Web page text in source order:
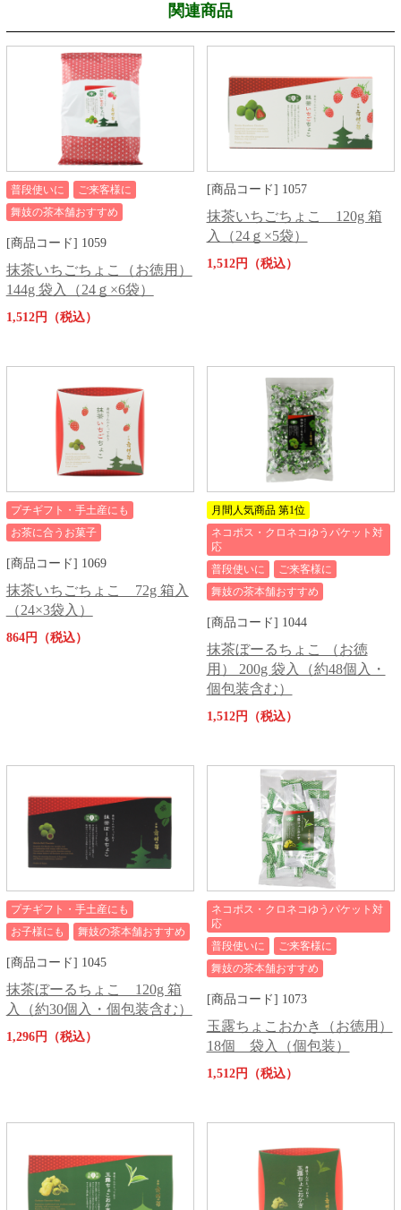
関連商品
普段使いに
ご来客様に
舞妓の茶本舗おすすめ
[商品コード] 1059
抹茶いちごちょこ（お徳用）
144g 袋入（24ｇ×6袋）
1,512円（税込）
[商品コード] 1057
抹茶いちごちょこ 120g 箱
入（24ｇ×5袋）
1,512円（税込）
プチギフト・手土産にも
お茶に合うお菓子
[商品コード] 1069
抹茶いちごちょこ 72g 箱入
（24×3袋入）
864円（税込）
月間人気商品 第1位
ネコポス・クロネコゆうパケット対
応
普段使いに
ご来客様に
舞妓の茶本舗おすすめ
[商品コード] 1044
抹茶ぼーるちょこ （お徳
用） 200g 袋入（約48個入・
個包装含む）
1,512円（税込）
プチギフト・手土産にも
お子様にも
舞妓の茶本舗おすすめ
[商品コード] 1045
抹茶ぼーるちょこ 120g 箱
入（約30個入・個包装含む）
1,296円（税込）
ネコポス・クロネコゆうパケット対
応
普段使いに
ご来客様に
舞妓の茶本舗おすすめ
[商品コード] 1073
玉露ちょこおかき（お徳用）
18個 袋入（個包装）
1,512円（税込）